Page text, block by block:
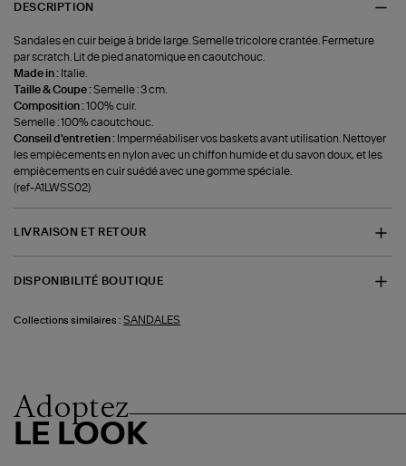
DESCRIPTION
Sandales en cuir beige à bride large. Semelle tricolore crantée. Fermeture
par scratch. Lit de pied anatomique en caoutchouc.
Made in : Italie.
Taille & Coupe :Semelle : 3 cm.
Composition :100% cuir.
Semelle : 100% caoutchouc.
Conseil d'entretien : Imperméabiliser vos baskets avant utilisation. Nettoyer
les empiècements en nylon avec un chiffon humide et du savon doux, et les
empiècements en cuir suédé avec une gomme spéciale.
(ref-A1LWSS02)
LIVRAISON ET RETOUR
DISPONIBILITÉ BOUTIQUE
Collections similaires : SANDALES
Adoptez
LE LOOK